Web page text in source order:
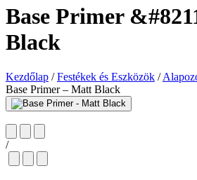
Base Primer
Black
Kezdőlap / Festékek és Eszközök /
Base Primer – Matt Black
/